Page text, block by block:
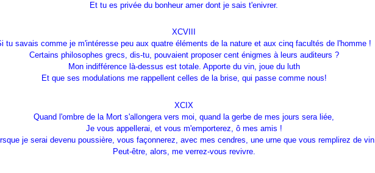
Et tu es privée du bonheur amer dont je sais t'enivrer.
XCVIII
tu savais comme je m'intéresse peu aux quatre éléments de la nature et aux cinq facultés de l'homme !
Certains philosophes grecs, dis-tu, pouvaient proposer cent énigmes à leurs auditeurs ?
Mon indifférence là-dessus est totale. Apporte du vin, joue du luth
Et que ses modulations me rappellent celles de la brise, qui passe comme nous!
XCIX
Quand l'ombre de la Mort s'allongera vers moi, quand la gerbe de mes jours sera liée,
Je vous appellerai, et vous m'emporterez, ô mes amis !
je serai devenu poussière, vous façonnerez, avec mes cendres, une urne que vous remplirez de vin.
Peut-être, alors, me verrez-vous revivre.